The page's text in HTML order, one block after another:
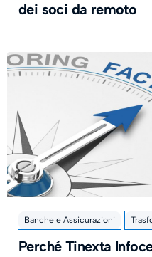
dei soci da remoto
Banche e Assicurazioni
Perché Tinexta